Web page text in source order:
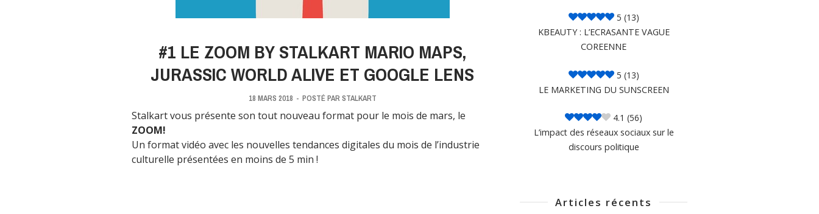
#1 LE ZOOM BY STALKART MARIO MAPS,
JURASSIC WORLD ALIVE ET GOOGLE LENS
18 MARS 2018 - POSTÉ PAR STALKART
Stalkart vous présente son tout nouveau format pour le mois de mars, le
ZOOM!
Un format vidéo avec les nouvelles tendances digitales du mois de l’industrie
culturelle présentées en moins de 5 min !
5 (13)
KBEAUTY : L’ECRASANTE VAGUE
COREENNE
5 (13)
LE MARKETING DU SUNSCREEN
4.1 (56)
L’impact des réseaux sociaux sur le
discours politique
Articles récents